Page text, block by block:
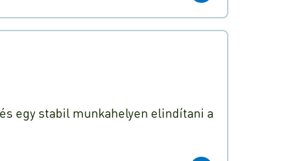
egy stabil munkahelyen elindítani a